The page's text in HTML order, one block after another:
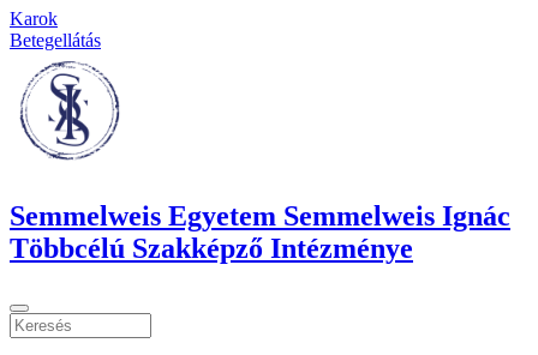
Karok
Betegellátás
Semmelweis Egyetem Semmelweis Ignác
Többcélú Szakképző Intézménye